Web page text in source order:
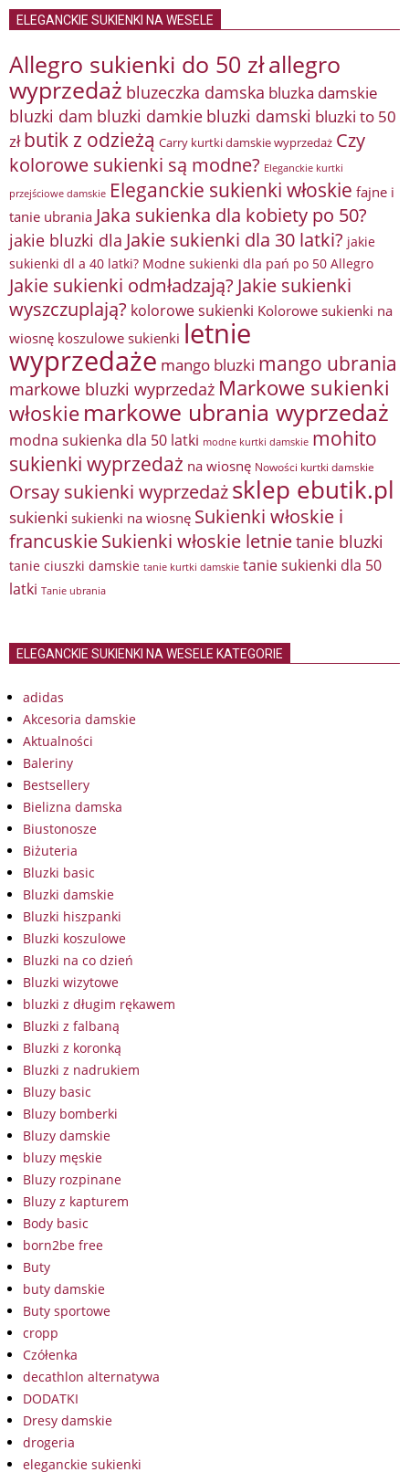
ELEGANCKIE SUKIENKI NA WESELE
Allegro sukienki do 50 złallegro
wyprzedaż bluzeczka damska bluzka damskie
bluzki dam bluzki damkie bluzki damski bluzki to 50
zł butik z odzieżą Carry kurtki damskie wyprzedaż Czy
kolorowe sukienki są modne? Eleganckie kurtki
przejściowe damskie Eleganckie sukienki włoskie fajne i
tanie ubrania Jaka sukienka dla kobiety po 50?
jakie bluzki dla Jakie sukienki dla 30 latki? jakie
sukienki dl a 40 latki? Modne sukienki dla pań po 50 Allegro
Jakie sukienki odmładzają? Jakie sukienki
wyszczuplają? kolorowe sukienki Kolorowe sukienki na
wiosnę koszulowe sukienki letnie
wyprzedaże mango bluzki mango ubrania
markowe bluzki wyprzedaż Markowe sukienki
włoskie markowe ubrania wyprzedaż
modna sukienka dla 50 latki modne kurtki damskie mohito
sukienki wyprzedaż na wiosnę Nowości kurtki damskie
Orsay sukienki wyprzedażsklep ebutik.pl
sukienki sukienki na wiosnę Sukienki włoskie i
francuskieSukienki włoskie letnietanie bluzki
tanie ciuszki damskie tanie kurtki damskie tanie sukienki dla 50
latki Tanie ubrania
ELEGANCKIE SUKIENKI NA WESELE KATEGORIE
adidas
Akcesoria damskie
Aktualności
Baleriny
Bestsellery
Bielizna damska
Biustonosze
Biżuteria
Bluzki basic
Bluzki damskie
Bluzki hiszpanki
Bluzki koszulowe
Bluzki na co dzień
Bluzki wizytowe
bluzki z długim rękawem
Bluzki z falbaną
Bluzki z koronką
Bluzki z nadrukiem
Bluzy basic
Bluzy bomberki
Bluzy damskie
bluzy męskie
Bluzy rozpinane
Bluzy z kapturem
Body basic
born2be free
Buty
buty damskie
Buty sportowe
cropp
Czółenka
decathlon alternatywa
DODATKI
Dresy damskie
drogeria
eleganckie sukienki